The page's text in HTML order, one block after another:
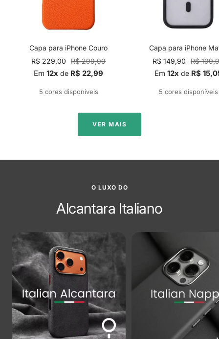
Capa para iPhone Couro
Preço
promocional
R$ 229,00
Preço
normal
R$ 299,99
Em12x de R$ 22,99
5 cores disponíveis
Capa para iPhone
Preço
promocional
R$ 149,90
Preço
normal
R$
Em12x de R$
5 cores disponíveis
VER MAIS
O LUXO DO
Alcantara Italiano